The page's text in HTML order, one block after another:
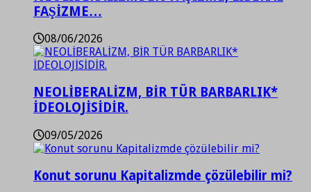
FAŞİZME…
08/06/2026
NEOLİBERALİZM, BİR TÜR BARBARLIK*
İDEOLOJİSİDİR.
09/05/2026
Konut sorunu Kapitalizmde çözülebilir mi?